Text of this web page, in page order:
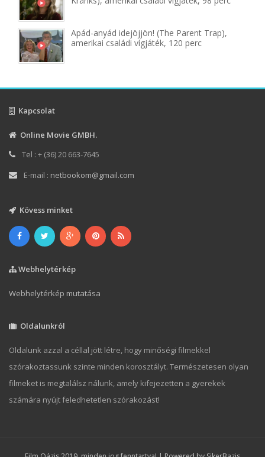
Apád-anyád idejöjjön! (The Parent Trap),
amerikai családi vígjáték, 120 perc
Kapcsolat
Online Movie GMBH.
Tel : + (36) 20 663-7645
E-mail : netbookom@gmail.com
Kövess minket
Webhelytérkép
Webhelytérkép mutatása
Oldalunkról
Oldalunk azzal a céllal jött létre, hogy minőségi filmekkel
szórakoztassunk szinte minden korosztályt. Természetesen olyan
filmeket is megtalálsz nálunk, amely kifejezetten a gyerekek
számára nyújt feledhetetlen szórakozást!